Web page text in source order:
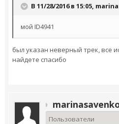
В 11/28/2016 в 15:05,
мой ID4941
был указан неверный трек, все
найдете спасибо
Пользователи